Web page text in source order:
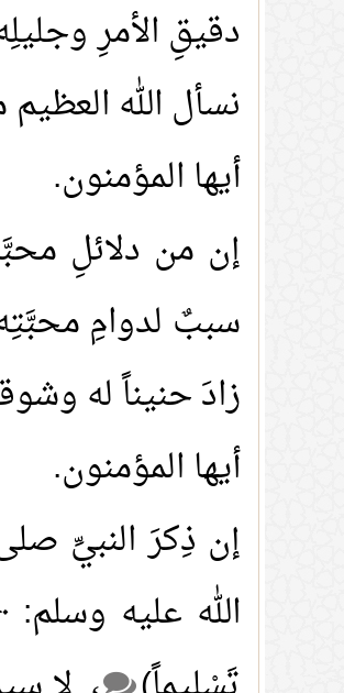
دقيقِ الأمرِ
نسأل الله
أيها المؤمنون.
إن من دلائلِ
سببٌ لدوامِ
زادَ حنيناً له
أيها المؤمنون.
إن ذِكرَ النبيِّ
الله عليه وسلم: